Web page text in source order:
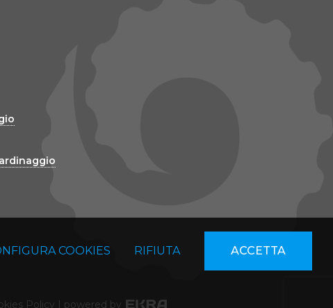
Policy | powered by
COOKIES RIFIUTA ACCETTA